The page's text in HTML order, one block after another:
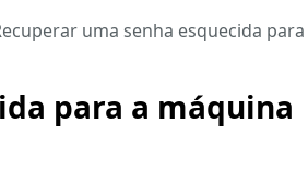
para a máquina
uma senha esquecida